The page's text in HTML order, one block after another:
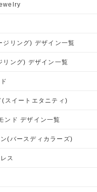
ジリング) デザイン一覧
リング) デザイン一覧
スイートエタニティ)
ンド デザイン一覧
(バースディカラーズ)
ス